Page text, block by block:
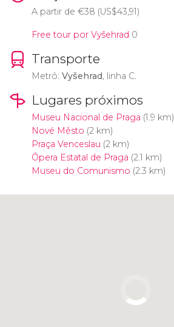
A partir de €38 (US$43,91)
Free tour por Vyšehrad 0
Transporte
Metrô: Vyšehrad, linha C.
Lugares próximos
Museu Nacional de Praga (1.9 km)
Nové Město (2 km)
Praça Venceslau (2 km)
Ópera Estatal de Praga (2.1 km)
Museu do Comunismo (2.3 km)